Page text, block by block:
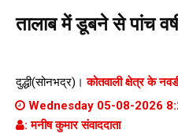
तालाब में डूबने से पांच
दुद्धी(सोनभद्र)।कोतवाली क्षेत्र के
Wednesday 05-08-2026
: मनीष कुमार संवाददाता